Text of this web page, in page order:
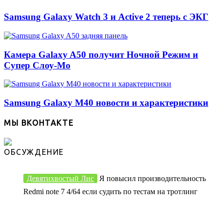
Samsung Galaxy Watch 3 и Active 2 теперь с ЭКГ
Камера Galaxy A50 получит Ночной Режим и
Супер Слоу-Мо
Samsung Galaxy M40 новости и характеристики
МЫ ВКОНТАКТЕ
ОБСУЖДЕНИЕ
Девятихвостый Лис
Я повысил производительность
Redmi note 7 4/64 если судить по тестам на тротлинг